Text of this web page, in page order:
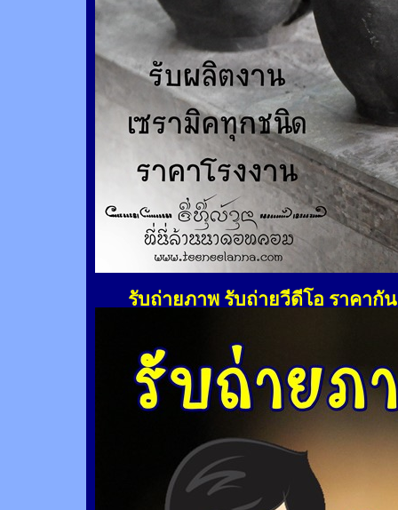
รับถ่ายภาพ รับถ่ายวีดีโอ ราคากั